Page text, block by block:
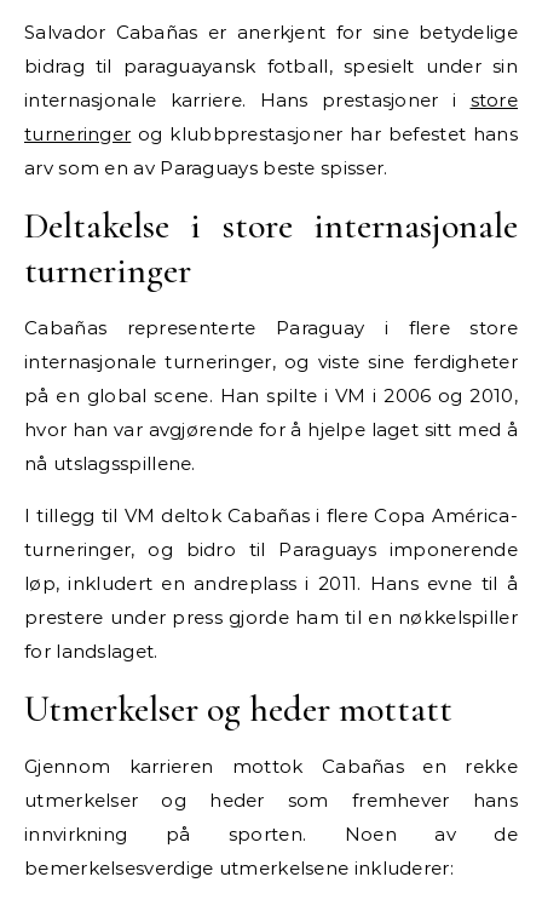
Salvador Cabañas er anerkjent for sine betydelige
bidrag til paraguayansk fotball, spesielt under sin
internasjonale karriere. Hans prestasjoner i store
turneringer og klubbprestasjoner har befestet hans
arv som en av Paraguays beste spisser.
Deltakelse i store internasjonale
turneringer
Cabañas representerte Paraguay i flere store
internasjonale turneringer, og viste sine ferdigheter
på en global scene. Han spilte i VM i 2006 og 2010,
hvor han var avgjørende for å hjelpe laget sitt med å
nå utslagsspillene.
I tillegg til VM deltok Cabañas i flere Copa América-
turneringer, og bidro til Paraguays imponerende
løp, inkludert en andreplass i 2011. Hans evne til å
prestere under press gjorde ham til en nøkkelspiller
for landslaget.
Utmerkelser og heder mottatt
Gjennom karrieren mottok Cabañas en rekke
utmerkelser og heder som fremhever hans
innvirkning på sporten. Noen av de
bemerkelsesverdige utmerkelsene inkluderer: